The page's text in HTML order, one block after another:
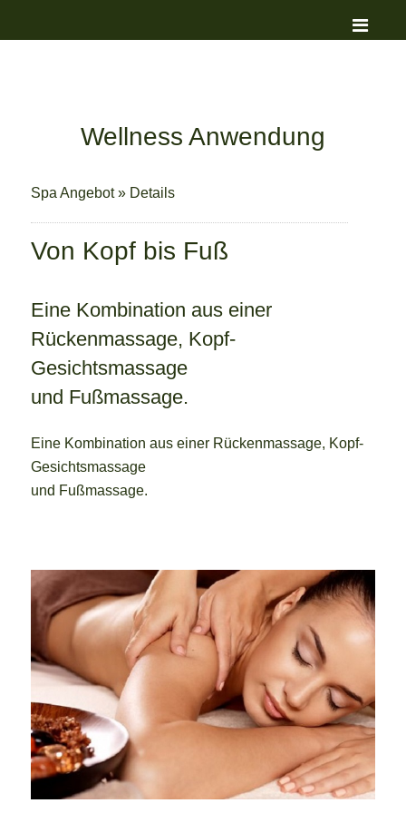
Wellness Anwendung
Spa Angebot» Details
Von Kopf bis Fuß
Eine Kombination aus einer
Rückenmassage, Kopf-
Gesichtsmassage
und Fußmassage.
Eine Kombination aus einer Rückenmassage, Kopf-
Gesichtsmassage
und Fußmassage.